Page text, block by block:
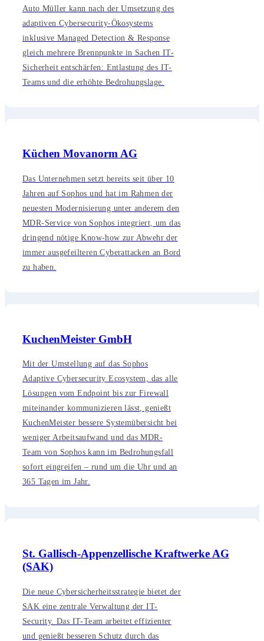
Auto Müller kann nach der Umsetzung des
adaptiven Cybersecurity-Ökosystems
inklusive Managed Detection & Response
gleich mehrere Brennpunkte in Sachen IT-
Sicherheit entschärfen: Entlastung des IT-
Teams und die erhöhte Bedrohungslage.
Küchen Movanorm AG
Das Unternehmen setzt bereits seit über 10
Jahren auf Sophos und hat im Rahmen der
neuesten Modernisierung unter anderem den
MDR-Service von Sophos integriert, um das
dringend nötige Know-how zur Abwehr der
immer ausgefeilteren Cyberattacken an Bord
zu haben.
KuchenMeister GmbH
Mit der Umstellung auf das Sophos
Adaptive Cybersecurity Ecosystem, das alle
Lösungen vom Endpoint bis zur Firewall
miteinander kommunizieren lässt, genießt
KuchenMeister bessere Systemübersicht bei
weniger Arbeitsaufwand und das MDR-
Team von Sophos kann im Bedrohungsfall
sofort eingreifen – rund um die Uhr und an
365 Tagen im Jahr.
St. Gallisch-Appenzellische Kraftwerke AG
(SAK)
Die neue Cybersicherheitsstrategie bietet der
SAK eine zentrale Verwaltung der IT-
Security. Das IT-Team arbeitet effizienter
und genießt besseren Schutz durch das